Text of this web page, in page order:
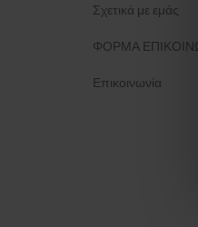
Σχετικά με εμάς
ΦΟΡΜΑ
Επικοινωνία